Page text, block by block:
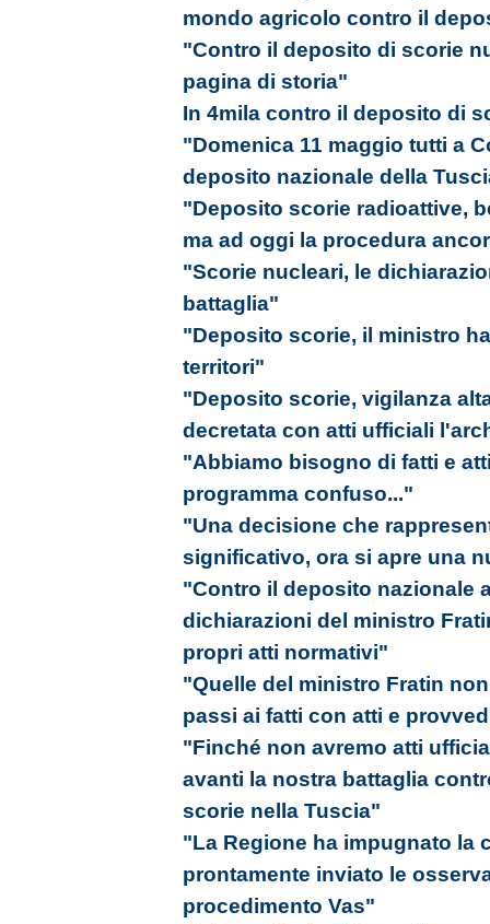
mondo agricolo contro il
"Contro il deposito di scorie
pagina di storia"
In 4mila contro il deposito di
"Domenica 11 maggio tutti a
deposito nazionale della
"Deposito scorie radioattive,
ma ad oggi la procedura
"Scorie nucleari, le
battaglia"
"Deposito scorie, il ministro
territori"
"Deposito scorie, vigilanza
decretata con atti ufficiali
"Abbiamo bisogno di fatti e
programma confuso..."
"Una decisione che
significativo, ora si apre una
"Contro il deposito nazionale
dichiarazioni del ministro
propri atti normativi"
"Quelle del ministro Fratin
passi ai fatti con atti e
"Finché non avremo atti
avanti la nostra battaglia
scorie nella Tuscia"
"La Regione ha impugnato la
prontamente inviato le
procedimento Vas"